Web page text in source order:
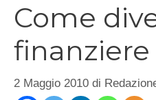
Come
finanziere
2 Maggio 2010 di